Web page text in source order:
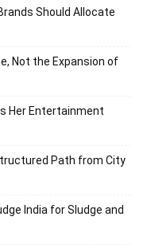
Should Allocate
Not the Expansion of
Her Entertainment
Path from City
India for Sludge and